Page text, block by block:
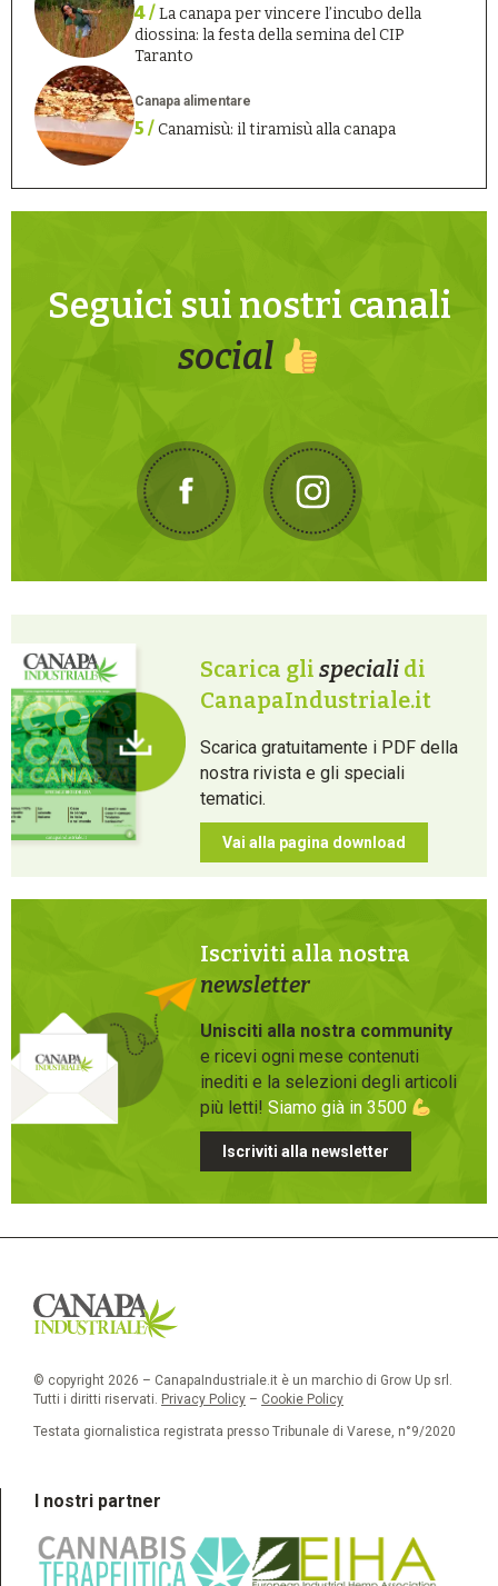
4 /La canapa per vincere l’incubo della
diossina: la festa della semina del CIP
Taranto
Canapa alimentare
5 /Canamisù: il tiramisù alla canapa
Seguici sui nostri canali
social
Scarica gli speciali di
CanapaIndustriale.it
Scarica gratuitamente i PDF della
nostra rivista e gli speciali
tematici.
Vai alla pagina download
Iscriviti alla nostra
newsletter
Unisciti alla nostra community
e ricevi ogni mese contenuti
inediti e la selezioni degli articoli
più letti! Siamo già in 3500
Iscriviti alla newsletter
© copyright 2026 – CanapaIndustriale.it è un marchio di Grow Up srl.
Tutti i diritti riservati. Privacy Policy – Cookie Policy
Testata giornalistica registrata presso Tribunale di Varese, n°9/2020
I nostri partner